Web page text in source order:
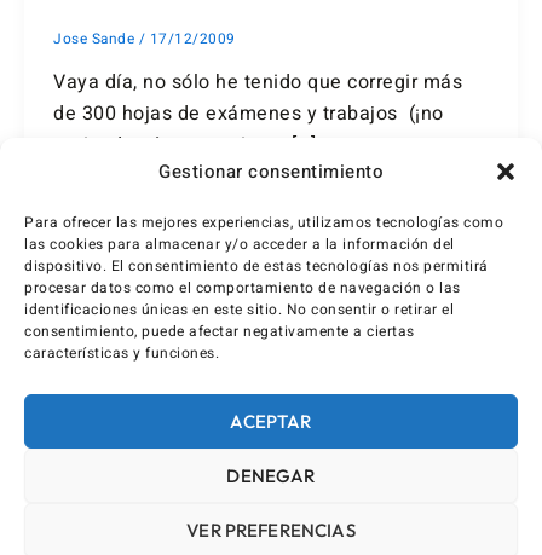
Gestionar consentimiento
Para ofrecer las mejores experiencias, utilizamos tecnologías como
las cookies para almacenar y/o acceder a la información del
dispositivo. El consentimiento de estas tecnologías nos permitirá
procesar datos como el comportamiento de navegación o las
identificaciones únicas en este sitio. No consentir o retirar el
consentimiento, puede afectar negativamente a ciertas
características y funciones.
ACEPTAR
DENEGAR
VER PREFERENCIAS
Jose Sande / 17/12/2009
Vaya día, no sólo he tenido que corregir más
de 300 hojas de exámenes y trabajos (¡no
entiendo cómo seguimos […]